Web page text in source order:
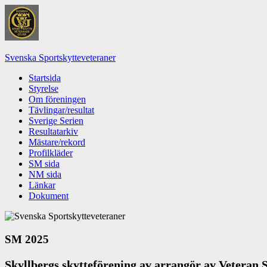
Hoppa
till
innehåll
Svenska Sportskytteveteraner
Startsida
Styrelse
Om föreningen
Tävlingar/resultat
Sverige Serien
Resultatarkiv
Mästare/rekord
Profilkläder
SM sida
NM sida
Länkar
Dokument
SM 2025